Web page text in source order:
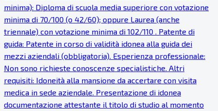
minima): Diploma di scuola media superiore con votazione
minima di 70/100 (o 42/60); oppure Laurea (anche
triennale) con votazione minima di 102/110 . Patente di
guida: Patente in corso di validità idonea alla guida dei
mezzi aziendali (obbligatoria). Esperienza professionale:
Non sono richieste conoscenze specialistiche. Altri
requisiti: Idoneità alla mansione da accertare con visita
medica in sede aziendale. Presentazione di idonea
documentazione attestante il titolo di studio al momento